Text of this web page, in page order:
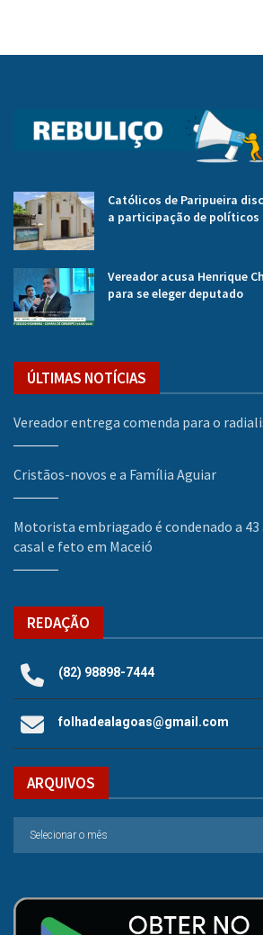
Católicos de Paripueira
a participação de políticos
Vereador acusa Henrique
para se eleger deputado
ÚLTIMAS NOTÍCIAS
Vereador entrega comenda para o
Cristãos-novos e a Família Aguiar
Motorista embriagado é condenado a
casal e feto em Maceió
REDAÇÃO
(82) 98898-7444
folhadealagoas@gmail.com
ARQUIVOS